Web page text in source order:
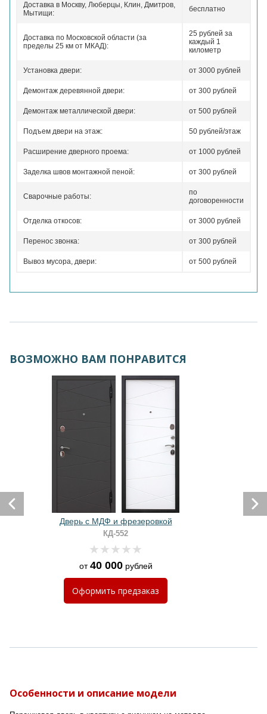
Доставка в Москву, Люберцы, Клин, Дмитров,
Мытищи:
бесплатно
Доставка по Московской области (за
пределы 25 км от МКАД):
25 рублей за
каждый 1
километр
Установка двери: от 3000 рублей
Демонтаж деревянной двери: от 300 рублей
Демонтаж металлической двери: от 500 рублей
Подъем двери на этаж: 50 рублей/этаж
Расширение дверного проема: от 1000 рублей
Заделка швов монтажной пеной: от 300 рублей
Сварочные работы:
по
договоренности
Отделка откосов: от 3000 рублей
Перенос звонка: от 300 рублей
Вывоз мусора, двери: от 500 рублей
ВОЗМОЖНО ВАМ ПОНРАВИТСЯ
Дверь с МДФ и фрезеровкой
КД-552
от40 000рублей
Оформить предзаказ
Особенности и описание модели